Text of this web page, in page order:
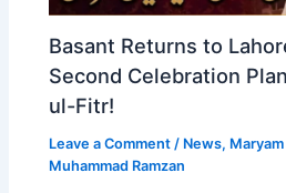
Basant Returns to
Second Celebration
ul-Fitr!
Leave a Comment / News,
Muhammad Ramzan